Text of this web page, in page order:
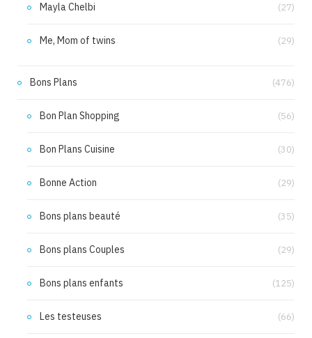
Mayla Chelbi (27)
Me, Mom of twins (29)
Bons Plans (476)
Bon Plan Shopping (56)
Bon Plans Cuisine (30)
Bonne Action (29)
Bons plans beauté (35)
Bons plans Couples (29)
Bons plans enfants (125)
Les testeuses (66)